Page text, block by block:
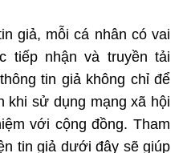
giả, mỗi cá nhân có vai
tiếp nhận và truyền tải
tin giả không chỉ để
khi sử dụng mạng xã hội
với cộng đồng. Tham
tin giả dưới đây sẽ giúp